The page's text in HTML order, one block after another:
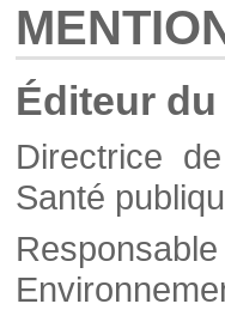
Éditeur
Directrice
Santé